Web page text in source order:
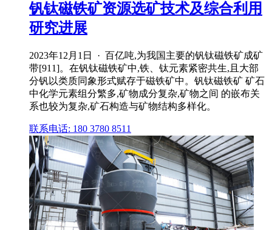
钒钛磁铁矿资源选矿技术及综合利用
研究进展
2023年12月1日 · 百亿吨,为我国主要的钒钛磁铁矿成矿
带[911]。在钒钛磁铁矿中,铁、钛元素紧密共生,且大部
分钒以类质同象形式赋存于磁铁矿中。钒钛磁铁矿 矿石
中化学元素组分繁多,矿物成分复杂,矿物之间 的嵌布关
系也较为复杂,矿石构造与矿物结构多样化。
联系电话: 180 3780 8511